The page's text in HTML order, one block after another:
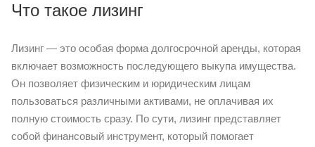
Что такое лизинг
Лизинг — это особая форма долгосрочной аренды, которая
включает возможность последующего выкупа имущества.
Он позволяет физическим и юридическим лицам
пользоваться различными активами, не оплачивая их
полную стоимость сразу. По сути, лизинг представляет
собой финансовый инструмент, который помогает